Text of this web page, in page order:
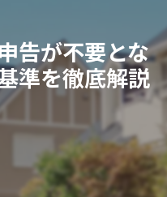
告が不要とな
準を徹底解説